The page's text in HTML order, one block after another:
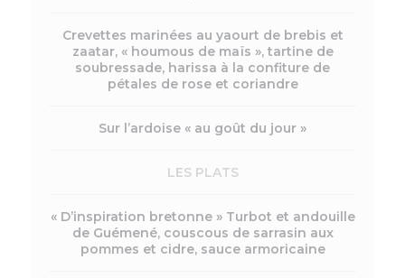
Crevettes marinées au yaourt de brebis et
zaatar, « houmous de maïs », tartine de
soubressade, harissa à la confiture de
pétales de rose et coriandre
Sur l’ardoise « au goût du jour »
LES PLATS
« D’inspiration bretonne » Turbot et andouille
de Guémené, couscous de sarrasin aux
pommes et cidre, sauce armoricaine